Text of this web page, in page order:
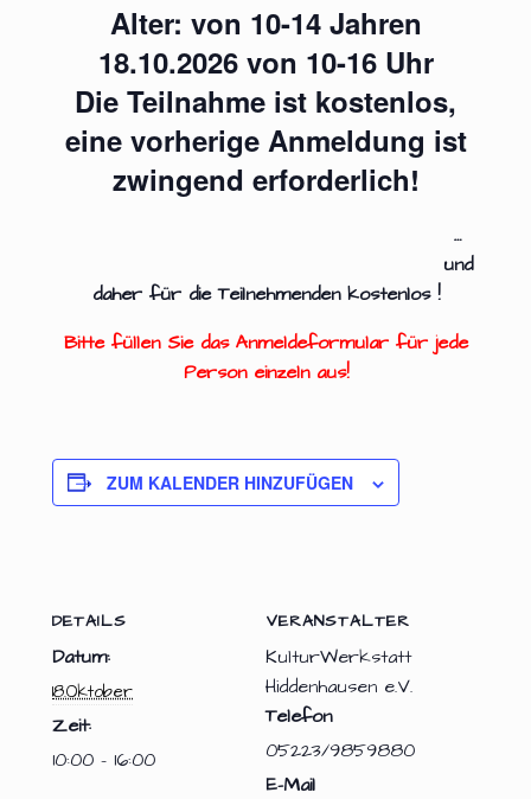
Alter: von 10-14 Jahren
18.10.2026 von 10-16 Uhr
Die Teilnahme ist kostenlos,
eine vorherige Anmeldung ist
zwingend erforderlich!
…
und
daher für die Teilnehmenden kostenlos !
Bitte füllen Sie das Anmeldeformular für jede
Person einzeln aus!
ZUM KALENDER HINZUFÜGEN
DETAILS
Datum:
18.Oktober
Zeit:
10:00 - 16:00
VERANSTALTER
KulturWerkstatt
Hiddenhausen e.V.
Telefon
05223/9859880
E-Mail